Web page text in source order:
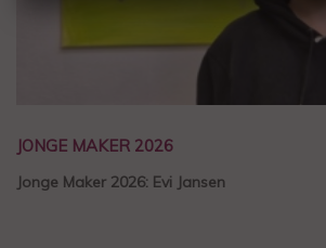
JONGE MAKER 2026
Jonge Maker 2026: Evi Jansen